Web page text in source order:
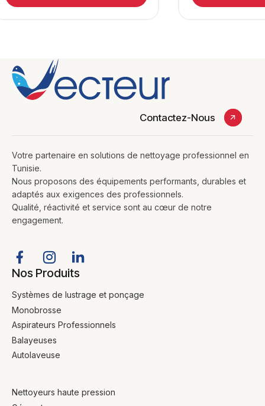
Contactez-Nous
Votre partenaire en solutions de nettoyage professionnel en
Tunisie.
Nous proposons des équipements performants, durables et
adaptés aux exigences des professionnels.
Qualité, réactivité et service sont au cœur de notre
engagement.
Nos Produits
Systèmes de lustrage et ponçage
Monobrosse
Aspirateurs Professionnels
Balayeuses
Autolaveuse
Nettoyeurs haute pression